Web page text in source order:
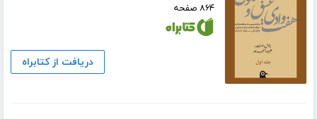
۸۶۴ صفحه
دریافت از کتابراه